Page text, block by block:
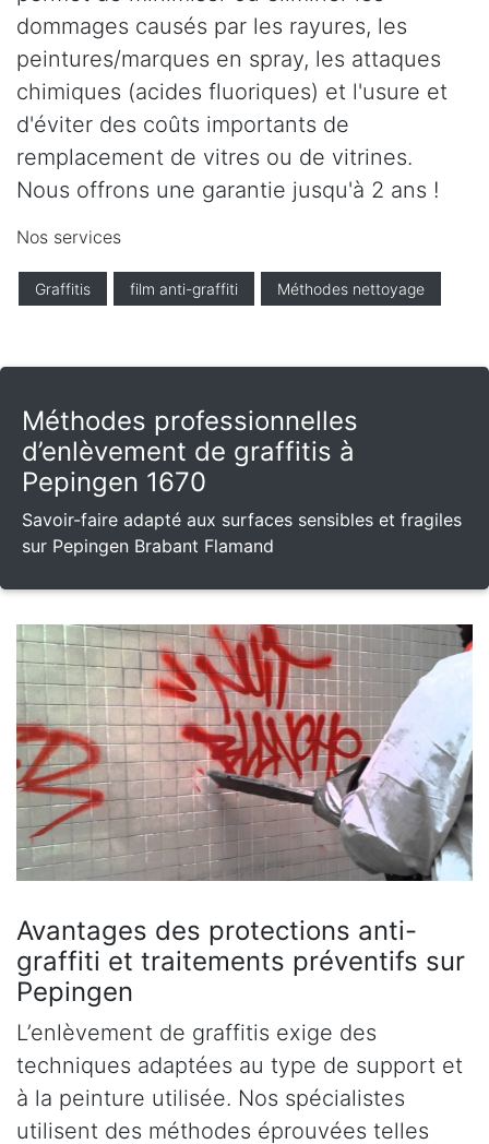
dommages causés par les rayures, les
peintures/marques en spray, les attaques
chimiques (acides fluoriques) et l'usure et
d'éviter des coûts importants de
remplacement de vitres ou de vitrines.
Nous offrons une garantie jusqu'à 2 ans !
Nos services
Graffitis film anti-graffiti Méthodes nettoyage
Méthodes professionnelles
d’enlèvement de graffitis à
Pepingen 1670
Savoir-faire adapté aux surfaces sensibles et fragiles
sur Pepingen Brabant Flamand
Avantages des protections anti-
graffiti et traitements préventifs sur
Pepingen
L’enlèvement de graffitis exige des
techniques adaptées au type de support et
à la peinture utilisée. Nos spécialistes
utilisent des méthodes éprouvées telles